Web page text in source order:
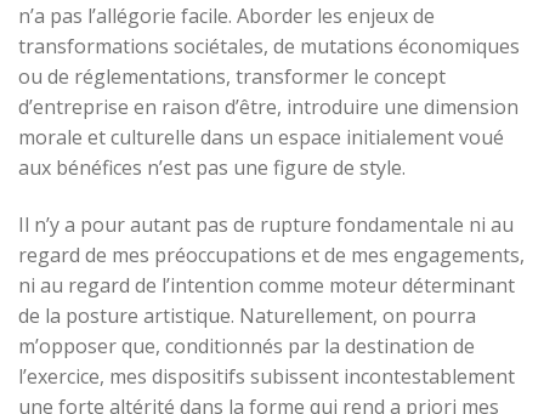
n’a pas l’allégorie facile. Aborder les enjeux de
transformations sociétales, de mutations économiques
ou de réglementations, transformer le concept
d’entreprise en raison d’être, introduire une dimension
morale et culturelle dans un espace initialement voué
aux bénéfices n’est pas une figure de style.
Il n’y a pour autant pas de rupture fondamentale ni au
regard de mes préoccupations et de mes engagements,
ni au regard de l’intention comme moteur déterminant
de la posture artistique. Naturellement, on pourra
m’opposer que, conditionnés par la destination de
l’exercice, mes dispositifs subissent incontestablement
une forte altérité dans la forme qui rend a priori mes